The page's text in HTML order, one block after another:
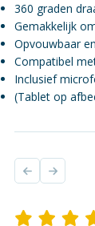
360 graden
Gemakkelijk
Opvouwbaar
Compatibel
Inclusief
(Tablet op